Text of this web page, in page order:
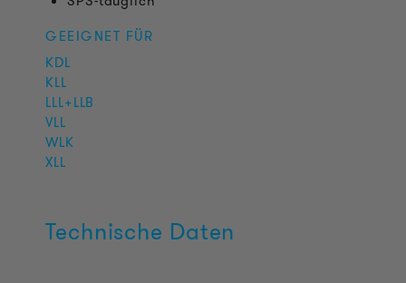
GEEIGNET FÜR
KDL
KLL
LLL+LLB
VLL
WLK
XLL
Technische Daten